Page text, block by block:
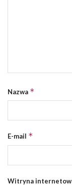
Nazwa *
E-mail *
Witryna